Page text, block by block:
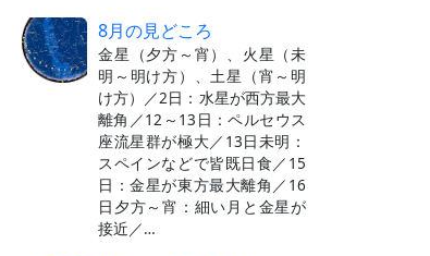
8月の見どころ
金星（夕方～宵）、火星（未
明～明け方）、土星（宵～明
け方）／2日：水星が西方最大
離角／12～13日：ペルセウス
座流星群が極大／13日未明：
スペインなどで皆既日食／15
日：金星が東方最大離角／16
日夕方～宵：細い月と金星が
接近／…